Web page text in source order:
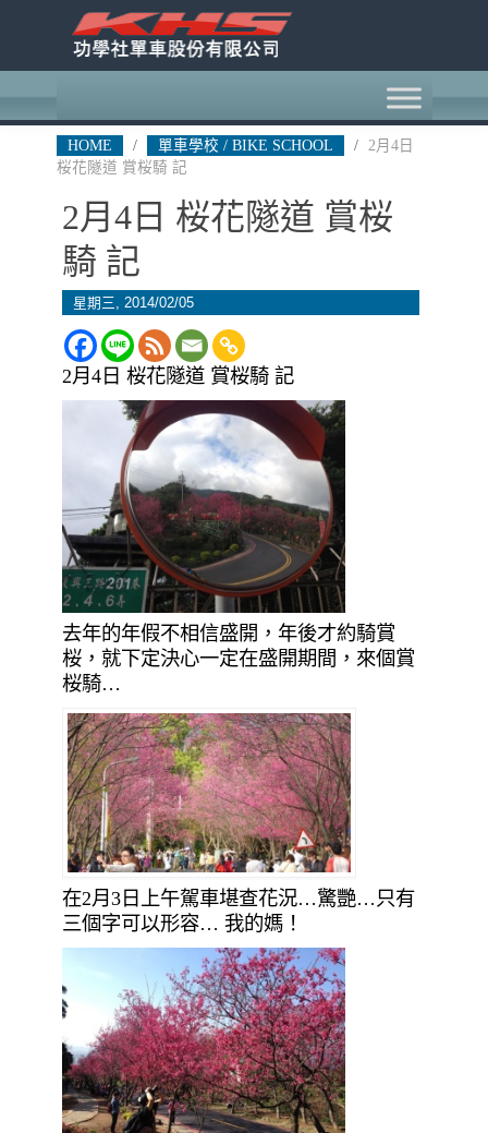
HOME / 單車學校 / BIKE SCHOOL /
2月4日
桜花隧道 賞桜騎 記
2月4日 桜花隧道 賞桜
騎 記
星期三, 2014/02/05
2月4日 桜花隧道 賞桜騎 記
去年的年假不相信盛開，年後才約騎賞
桜，就下定決心一定在盛開期間，來個賞
桜騎…
在2月3日上午駕車堪查花況…驚艷…只有
三個字可以形容… 我的媽！